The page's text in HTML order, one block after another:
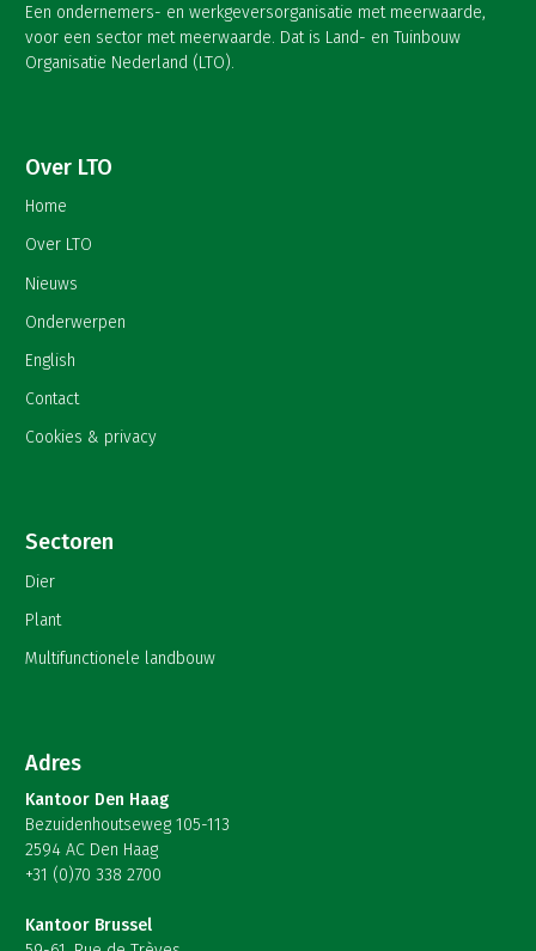
Een ondernemers- en werkgeversorganisatie met meerwaarde,
voor een sector met meerwaarde. Dat is Land- en Tuinbouw
Organisatie Nederland (LTO).
Over LTO
Home
Over LTO
Nieuws
Onderwerpen
English
Contact
Cookies & privacy
Sectoren
Dier
Plant
Multifunctionele landbouw
Adres
Kantoor Den Haag
Bezuidenhoutseweg 105-113
2594 AC Den Haag
+31 (0)70 338 2700
Kantoor Brussel